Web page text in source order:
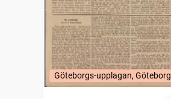
Göteborgs-upplagan, Göteborg